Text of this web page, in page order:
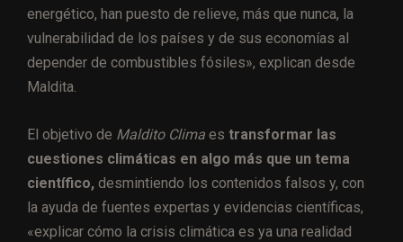
energético, han puesto de relieve, más que nunca, la
vulnerabilidad de los países y de sus economías al
depender de combustibles fósiles», explican desde
Maldita.
El objetivo de Maldito Clima es transformar las
cuestiones climáticas en algo más que un tema
científico, desmintiendo los contenidos falsos y, con
la ayuda de fuentes expertas y evidencias científicas,
«explicar cómo la crisis climática es ya una realidad